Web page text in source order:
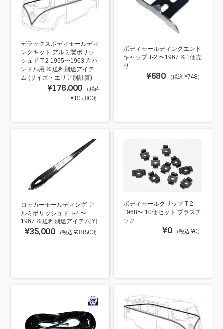
デラックスボディモールディ
ングキット アルミ製ポリッ
シュド T-2 1955〜1963 左ハ
ンドル用 ※送料別途アイテ
ム (サイズ・エリア別計算)
¥178,000
（税込
¥195,800）
ボディモールディングエンド
キャップ T-2 〜1967 ※1個売
り
¥680 （税込 ¥748）
ロッカーモールディング ア
ルミポリッシュド T-2 〜
1967 ※送料別途アイテム[Y]
¥35,000 （税込 ¥38,500）
ボディモールクリップ T-2
1968〜 10個セット プラスチ
ック
¥0 （税込 ¥0）